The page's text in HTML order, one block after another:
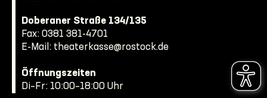
Doberaner Straße 134/135
Fax: 0381 381-4701
E-Mail: theaterkasse@rostock.de
Öffnungszeiten
Di–Fr: 10:00–18:00 Uhr